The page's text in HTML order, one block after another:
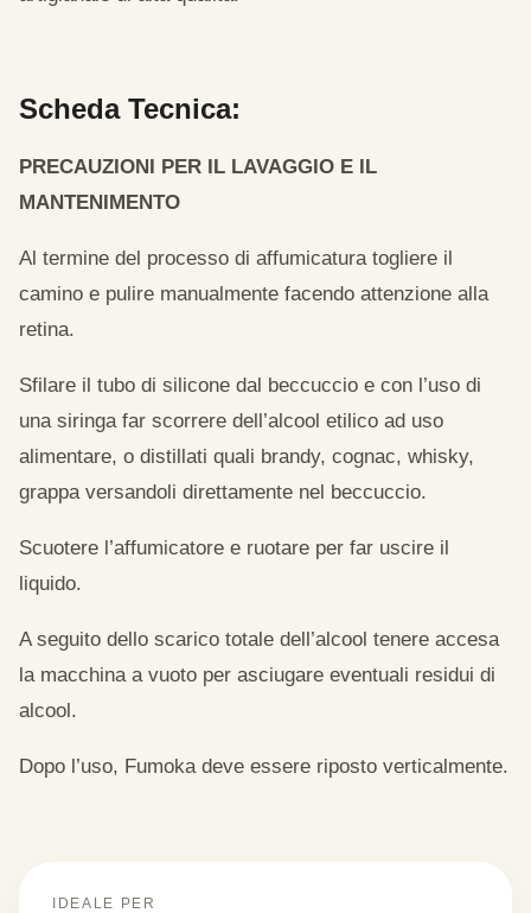
Scheda Tecnica:
PRECAUZIONI PER IL LAVAGGIO E IL
MANTENIMENTO
Al termine del processo di affumicatura togliere il
camino e pulire manualmente facendo attenzione alla
retina.
Sfilare il tubo di silicone dal beccuccio e con l’uso di
una siringa far scorrere dell’alcool etilico ad uso
alimentare, o distillati quali brandy, cognac, whisky,
grappa versandoli direttamente nel beccuccio.
Scuotere l’affumicatore e ruotare per far uscire il
liquido.
A seguito dello scarico totale dell’alcool tenere accesa
la macchina a vuoto per asciugare eventuali residui di
alcool.
Dopo l’uso, Fumoka deve essere riposto verticalmente.
IDEALE PER